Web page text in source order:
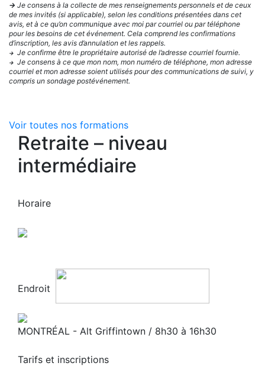
→ Je consens à la collecte de mes renseignements personnels et de ceux
de mes invités (si applicable), selon les conditions présentées dans cet
avis, et à ce qu’on communique avec moi par courriel ou par téléphone
pour les besoins de cet événement. Cela comprend les confirmations
d’inscription, les avis d’annulation et les rappels.
→ Je confirme être le propriétaire autorisé de l’adresse courriel fournie.
→ Je consens à ce que mon nom, mon numéro de téléphone, mon adresse
courriel et mon adresse soient utilisés pour des communications de suivi, y
compris un sondage postévénement.
Voir toutes nos formations
Retraite – niveau
intermédiaire
Horaire
Endroit
MONTRÉAL - Alt Griffintown / 8h30 à 16h30
Tarifs et inscriptions